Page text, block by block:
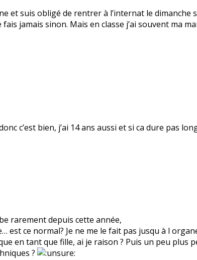
et suis obligé de rentrer à l’internat le
fais jamais sinon. Mais en classe j’ai souvent ma
c’est bien, j’ai 14 ans aussi et si ca dure pas
rarement depuis cette année,
est ce normal? Je ne me le fait pas jusqu à l
en tant que fille, ai je raison ? Puis un peu plus
?